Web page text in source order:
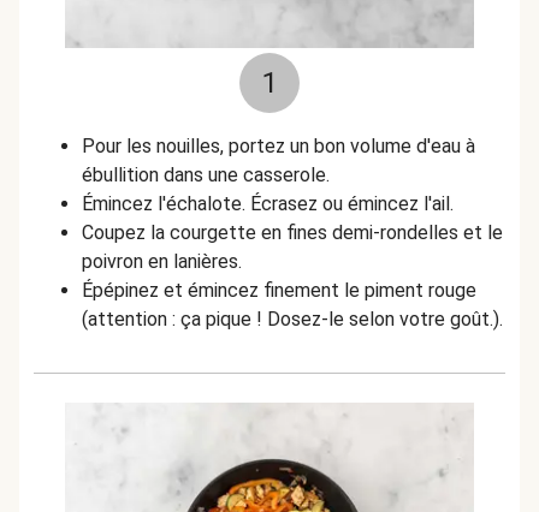
1
Pour les nouilles, portez un bon volume d'eau à
ébullition dans une casserole.
Émincez l'échalote. Écrasez ou émincez l'ail.
Coupez la courgette en fines demi-rondelles et le
poivron en lanières.
Épépinez et émincez finement le piment rouge
(attention : ça pique ! Dosez-le selon votre goût.).